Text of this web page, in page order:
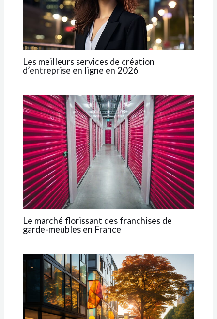
Les meilleurs services de création
d’entreprise en ligne en 2026
Le marché florissant des franchises de
garde-meubles en France